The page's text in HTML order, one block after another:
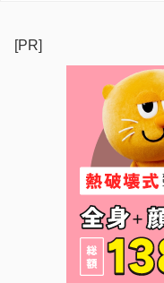
[PR]